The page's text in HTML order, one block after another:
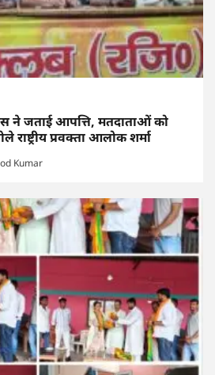
ने जताई आपत्ति, मतदाताओं को
राष्ट्रीय प्रवक्ता आलोक शर्मा
Kumar